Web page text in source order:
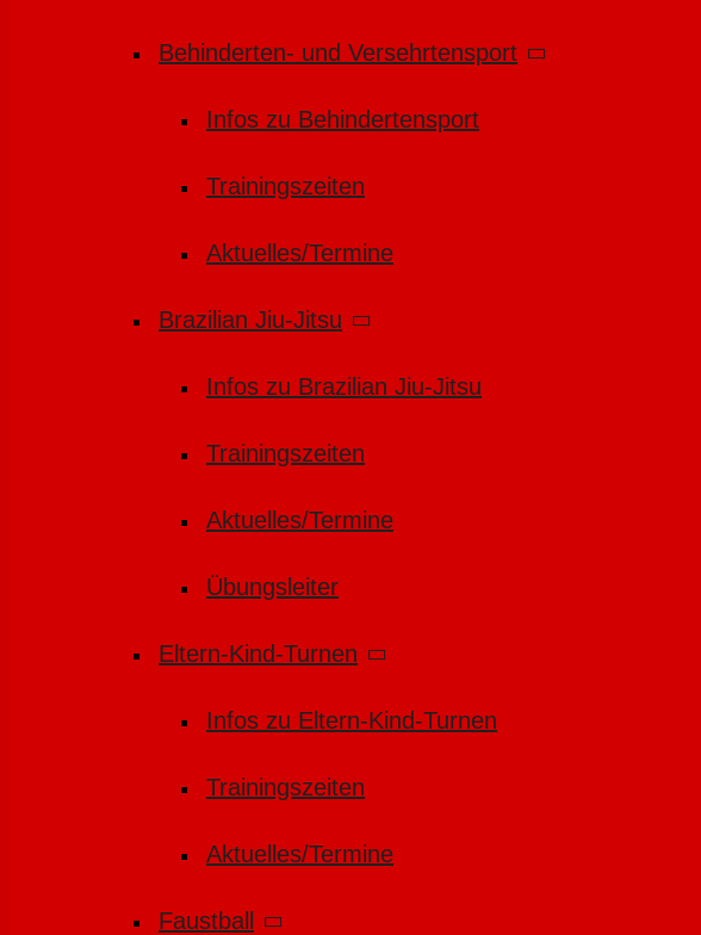
Behinderten- und Versehrtensport
Infos zu Behindertensport
Trainingszeiten
Aktuelles/Termine
Brazilian Jiu-Jitsu
Infos zu Brazilian Jiu-Jitsu
Trainingszeiten
Aktuelles/Termine
Übungsleiter
Eltern-Kind-Turnen
Infos zu Eltern-Kind-Turnen
Trainingszeiten
Aktuelles/Termine
Faustball